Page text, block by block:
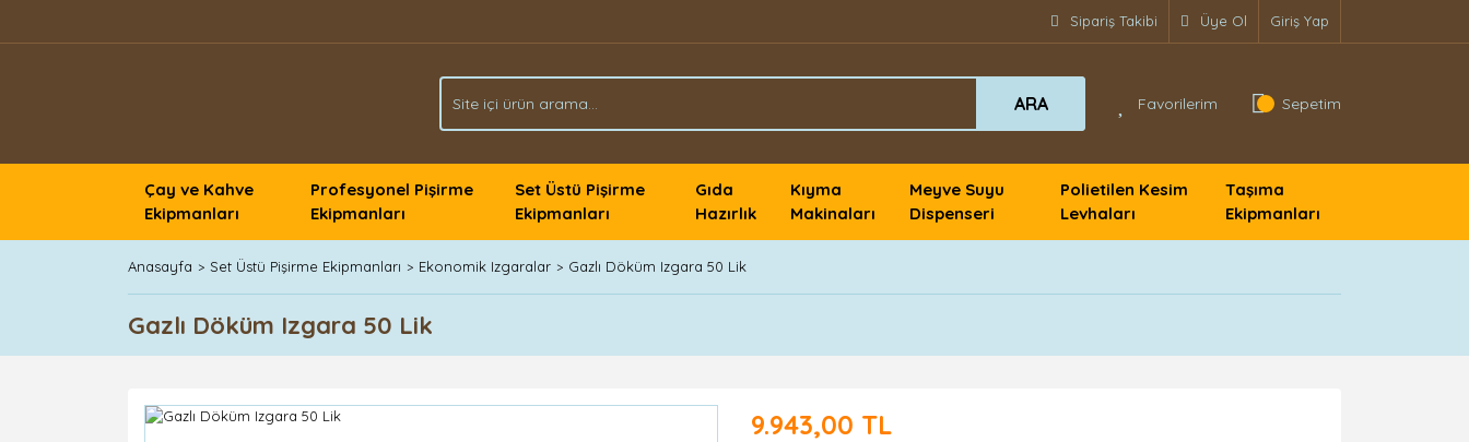
Sipariş Takibi Üye Ol Giriş Yap
ARA Favorilerim Sepetim
Çay ve Kahve
Ekipmanları
Profesyonel Pişirme
Ekipmanları
Set Üstü Pişirme
Ekipmanları
Gıda
Hazırlık
Kıyma
Makinaları
Meyve Suyu
Dispenseri
Polietilen Kesim
Levhaları
Taşıma
Ekipmanları
Anasayfa Set Üstü Pişirme Ekipmanları Ekonomik Izgaralar Gazlı Döküm Izgara 50 Lik
Gazlı Döküm Izgara 50 Lik
9.943,00 TL